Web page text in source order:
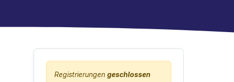
Registrierungen geschlossen